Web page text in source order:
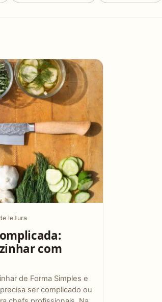
leitura
com
de Forma Simples e
ser complicado ou